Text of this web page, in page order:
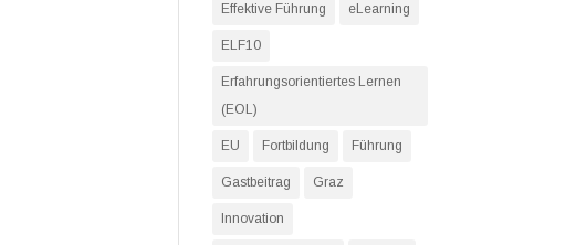
Effektive Führung eLearning
ELF10
Erfahrungsorientiertes Lernen
(EOL)
EU Fortbildung Führung
Gastbeitrag Graz
Innovation